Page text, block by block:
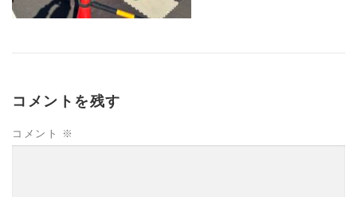
コメントを残す
コメント ※